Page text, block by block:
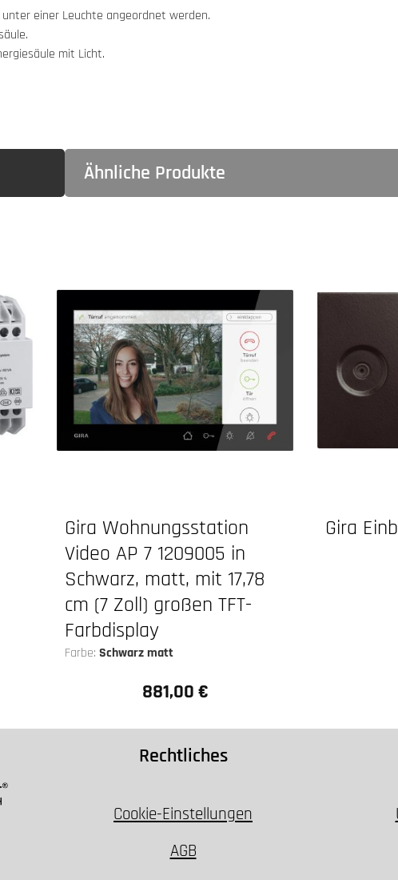
einer Leuchte angeordnet werden.
mit Licht.
Ähnliche Produkte
Gira Wohnungsstation
Video AP 7 1209005 in
Schwarz, matt, mit 17,78
cm (7 Zoll) großen TFT-
Farbdisplay
Farbe:Schwarz matt
Regulärer Preis:
881,00 €
Gira
Rechtliches
Cookie-Einstellungen
AGB